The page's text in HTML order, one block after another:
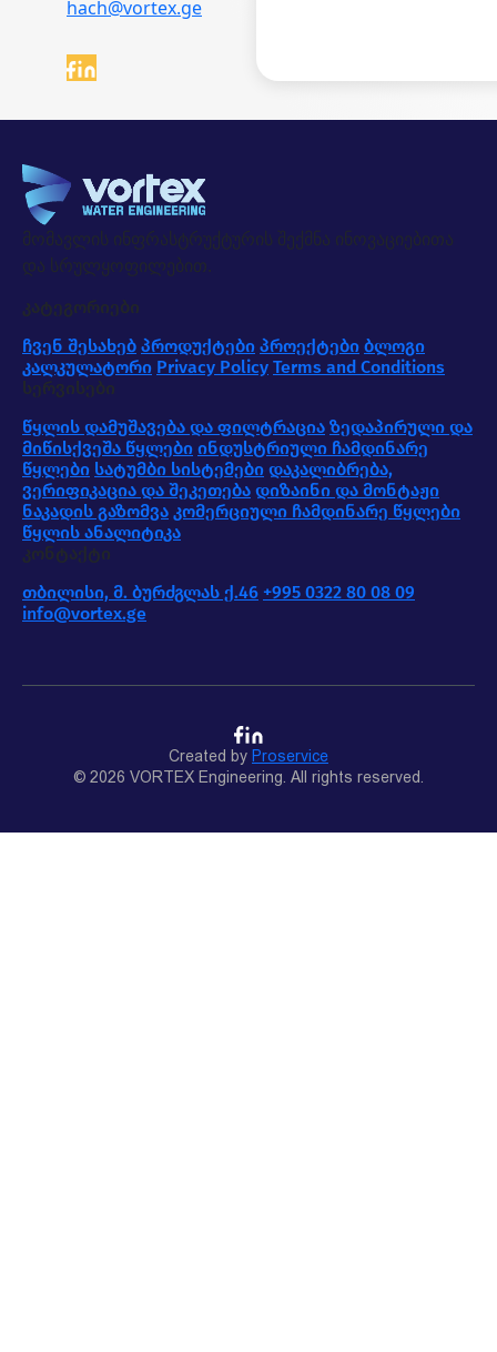
hach@vortex.ge
მომავლის ინფრასტრუქტურის შექმნა ინოვაციებითა
და სრულყოფილებით.
კატეგორიები
ჩვენ შესახებ პროდუქტები პროექტები ბლოგი
კალკულატორი Privacy Policy Terms and Conditions
სერვისები
წყლის დამუშავება და ფილტრაცია ზედაპირული და
მიწისქვეშა წყლები ინდუსტრიული ჩამდინარე
წყლები სატუმბი სისტემები დაკალიბრება,
ვერიფიკაცია და შეკეთება დიზაინი და მონტაჟი
ნაკადის გაზომვა კომერციული ჩამდინარე წყლები
წყლის ანალიტიკა
კონტაქტი
თბილისი, მ. ბურძგლას ქ.46 +995 0322 80 08 09
info@vortex.ge
Created by Proservice
© 2026 VORTEX Engineering. All rights reserved.